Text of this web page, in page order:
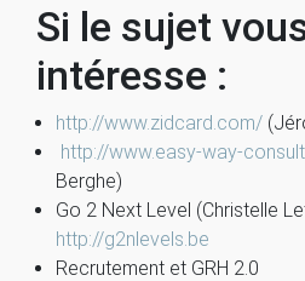
Si le sujet
intéresse :
http://www.zidcard.com/
http://www.easy-way-
Berghe)
Go 2 Next Level (Christelle
http://g2nlevels.be
Recrutement et GRH 2.0